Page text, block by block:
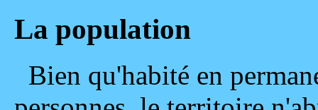
La population
Bien qu'habité en